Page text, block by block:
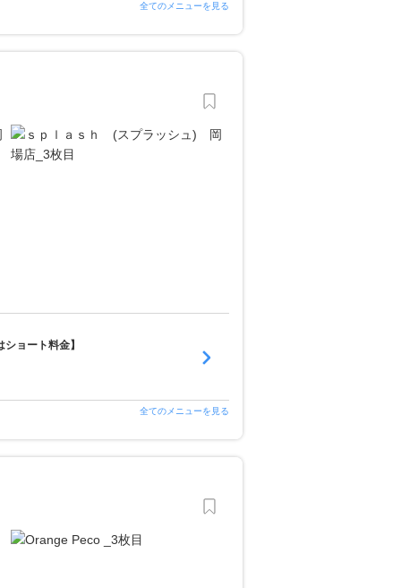
全てのメニューを見る
ョート料金】
全てのメニューを見る